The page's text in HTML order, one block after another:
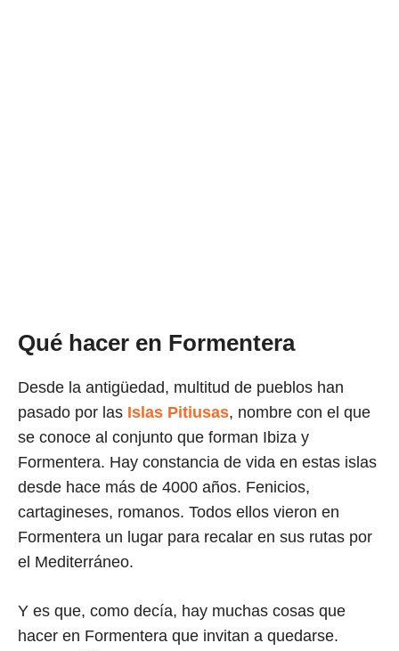
Qué hacer en Formentera
Desde la antigüedad, multitud de pueblos han
pasado por las Islas Pitiusas, nombre con el que
se conoce al conjunto que forman Ibiza y
Formentera. Hay constancia de vida en estas islas
desde hace más de 4000 años. Fenicios,
cartagineses, romanos. Todos ellos vieron en
Formentera un lugar para recalar en sus rutas por
el Mediterráneo.
Y es que, como decía, hay muchas cosas que
hacer en Formentera que invitan a quedarse.